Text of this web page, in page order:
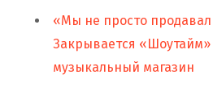
«Мы не просто
Закрывается
музыкальный магазин